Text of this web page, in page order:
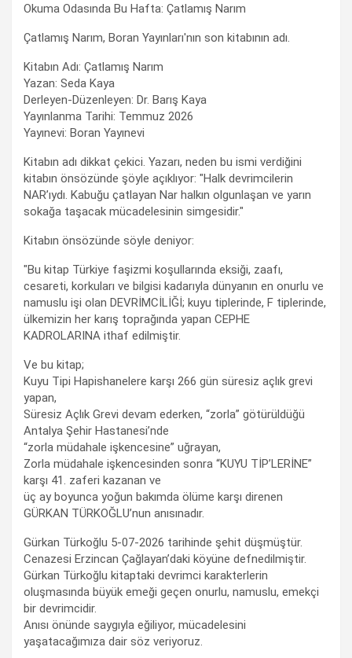
Okuma Odasında Bu Hafta: Çatlamış Narım
Çatlamış Narım, Boran Yayınları'nın son kitabının adı.
Kitabın Adı: Çatlamış Narım
Yazan: Seda Kaya
Derleyen-Düzenleyen: Dr. Barış Kaya
Yayınlanma Tarihi: Temmuz 2026
Yayınevi: Boran Yayınevi
Kitabın adı dikkat çekici. Yazarı, neden bu ismi verdiğini
kitabın önsözünde şöyle açıklıyor: "Halk devrimcilerin
NAR’ıydı. Kabuğu çatlayan Nar halkın olgunlaşan ve yarın
sokağa taşacak mücadelesinin simgesidir."
Kitabın önsözünde söyle deniyor:
"Bu kitap Türkiye faşizmi koşullarında eksiği, zaafı,
cesareti, korkuları ve bilgisi kadarıyla dünyanın en onurlu ve
namuslu işi olan DEVRİMCİLİĞİ; kuyu tiplerinde, F tiplerinde,
ülkemizin her karış toprağında yapan CEPHE
KADROLARINA ithaf edilmiştir.
Ve bu kitap;
Kuyu Tipi Hapishanelere karşı 266 gün süresiz açlık grevi
yapan,
Süresiz Açlık Grevi devam ederken, “zorla” götürüldüğü
Antalya Şehir Hastanesi’nde
“zorla müdahale işkencesine” uğrayan,
Zorla müdahale işkencesinden sonra “KUYU TİP’LERİNE”
karşı 41. zaferi kazanan ve
üç ay boyunca yoğun bakımda ölüme karşı direnen
GÜRKAN TÜRKOĞLU’nun anısınadır.
Gürkan Türkoğlu 5-07-2026 tarihinde şehit düşmüştür.
Cenazesi Erzincan Çağlayan’daki köyüne defnedilmiştir.
Gürkan Türkoğlu kitaptaki devrimci karakterlerin
oluşmasında büyük emeği geçen onurlu, namuslu, emekçi
bir devrimcidir.
Anısı önünde saygıyla eğiliyor, mücadelesini
yaşatacağımıza dair söz veriyoruz.